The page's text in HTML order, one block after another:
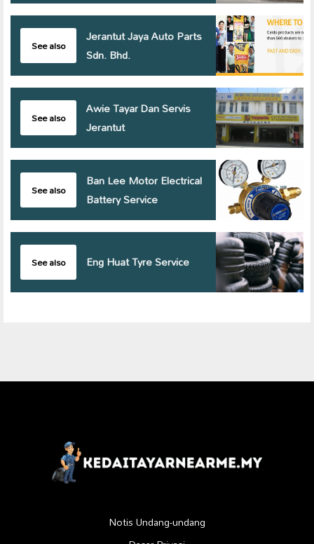
See also
Jerantut Jaya Auto Parts
Sdn. Bhd.
See also
Awie Tayar Dan Servis
Jerantut
See also
Ban Lee Motor Electrical
Battery Service
See also Eng Huat Tyre Service
Notis Undang-undang